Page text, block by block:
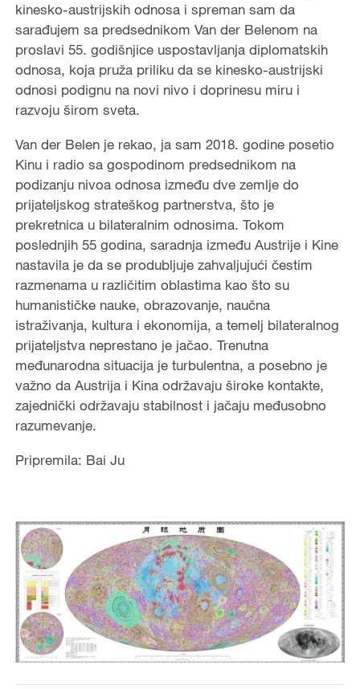
kinesko-austrijskih odnosa i spreman sam da
sarađujem sa predsednikom Van der Belenom na
proslavi 55. godišnjice uspostavljanja diplomatskih
odnosa, koja pruža priliku da se kinesko-austrijski
odnosi podignu na novi nivo i doprinesu miru i
razvoju širom sveta.
Van der Belen je rekao, ja sam 2018. godine posetio
Kinu i radio sa gospodinom predsednikom na
podizanju nivoa odnosa između dve zemlje do
prijateljskog strateškog partnerstva, što je
prekretnica u bilateralnim odnosima. Tokom
poslednjih 55 godina, saradnja između Austrije i Kine
nastavila je da se produbljuje zahvaljujući čestim
razmenama u različitim oblastima kao što su
humanističke nauke, obrazovanje, naučna
istraživanja, kultura i ekonomija, a temelj bilateralnog
prijateljstva neprestano je jačao. Trenutna
međunarodna situacija je turbulentna, a posebno je
važno da Austrija i Kina održavaju široke kontakte,
zajednički održavaju stabilnost i jačaju međusobno
razumevanje.
Pripremila: Bai Ju